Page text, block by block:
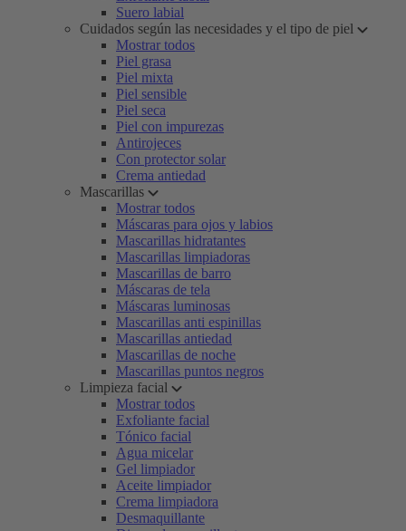
Suero labial
Cuidados según las necesidades y el tipo de piel
Mostrar todos
Piel grasa
Piel mixta
Piel sensible
Piel seca
Piel con impurezas
Antirojeces
Con protector solar
Crema antiedad
Mascarillas
Mostrar todos
Máscaras para ojos y labios
Mascarillas hidratantes
Mascarillas limpiadoras
Mascarillas de barro
Máscaras de tela
Máscaras luminosas
Mascarillas anti espinillas
Mascarillas antiedad
Mascarillas de noche
Mascarillas puntos negros
Limpieza facial
Mostrar todos
Exfoliante facial
Tónico facial
Agua micelar
Gel limpiador
Aceite limpiador
Crema limpiadora
Desmaquillante